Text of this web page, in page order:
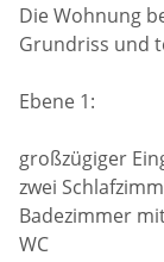
Die Wohnung
Grundriss und
Ebene 1:
großzügiger
zwei
Badezimmer
WC